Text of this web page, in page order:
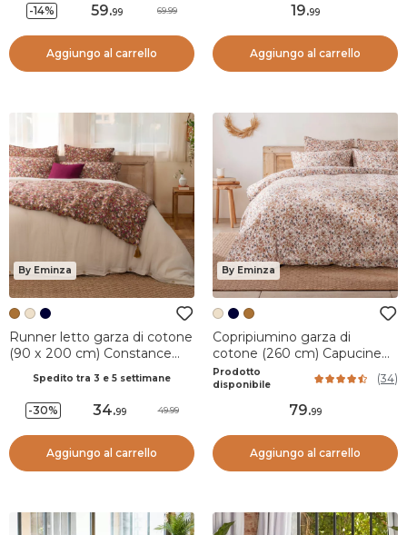
-14% 59.99 69.99
Aggiungo al carrello
19.99
Aggiungo al carrello
By Eminza
Runner letto garza di cotone
(90 x 200 cm) Constance
Spedito tra 3 e 5 settimane
-30% 34.99 49.99
Aggiungo al carrello
By Eminza
Copripiumino garza di
cotone (260 cm) Capucine
Multicolore
Prodotto
disponibile
(34)
79.99
Aggiungo al carrello